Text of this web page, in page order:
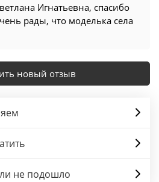
Игнатьевна, спасибо
рады, что моделька села
новый отзыв
не подошло